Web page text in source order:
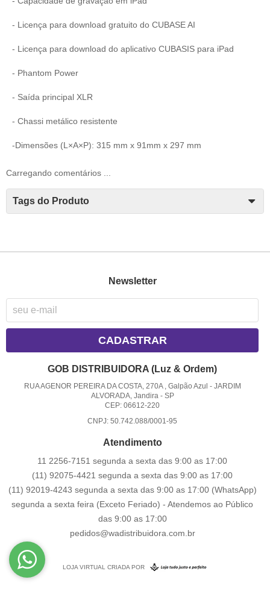
- Licença para download gratuito do CUBASE AI
- Licença para download do aplicativo CUBASIS para iPad
- Phantom Power
- Saída principal XLR
- Chassi metálico resistente
-Dimensões (L×A×P): 315 mm x 91mm x 297 mm
Carregando comentários ...
Tags do Produto
Newsletter
CADASTRAR
GOB DISTRIBUIDORA (Luz & Ordem)
RUA AGENOR PEREIRA DA COSTA, 270A , Galpão Azul - JARDIM
ALVORADA, Jandira- SP
CEP: 06612-220
CNPJ: 50.742.088/0001-95
Atendimento
11 2256-7151 segunda a sexta das 9:00 as 17:00
(11) 92075-4421 segunda a sexta das 9:00 as 17:00
(11) 92019-4243 segunda a sexta das 9:00 as 17:00 (WhatsApp)
segunda a sexta feira (Exceto Feriado) - Atendemos ao Público
das 9:00 as 17:00
pedidos@wadistribuidora.com.br
LOJA VIRTUAL CRIADA POR